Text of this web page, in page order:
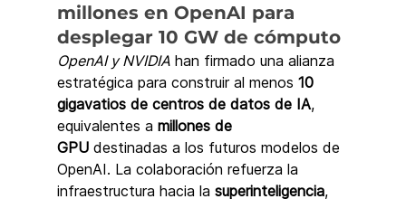
millones en OpenAI para
desplegar 10 GW de cómputo
OpenAI y NVIDIA han firmado una alianza
estratégica para construir al menos 10
gigavatios de centros de datos de IA,
equivalentes a millones de
GPU destinadas a los futuros modelos de
OpenAI. La colaboración refuerza la
infraestructura hacia la superinteligencia,